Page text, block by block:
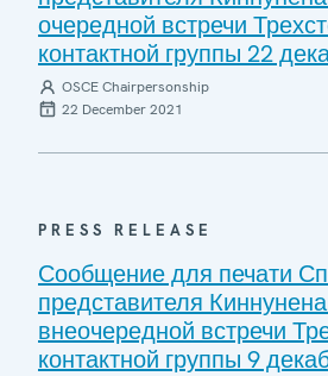
очередной встречи
контактной группы 22
OSCE Chairpersonship
22 December 2021
PRESS RELEASE
Сообщение для печати
представителя
внеочередной встречи
контактной группы 9